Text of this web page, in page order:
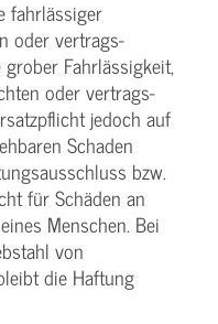
fahrlässiger
oder vertrags­
Fahrlässigkeit,
oder vertrags­
jedoch auf
Schaden
bzw.
für Schäden an
Menschen. Bei
von
die Haftung